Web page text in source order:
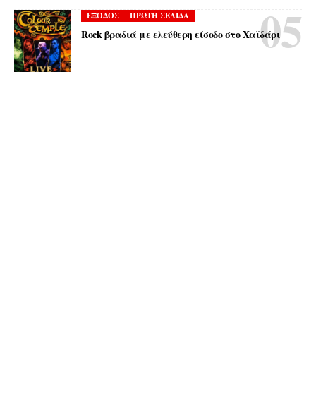
ΕΞΟΔΟΣ ΠΡΩΤΗ ΣΕΛΙΔΑ
Rock βραδιά με ελεύθερη είσοδο στο Χαϊδάρι